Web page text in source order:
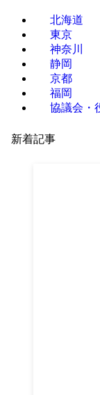
北海道
東京
神奈川
静岡
京都
福岡
協議会・
新着記事